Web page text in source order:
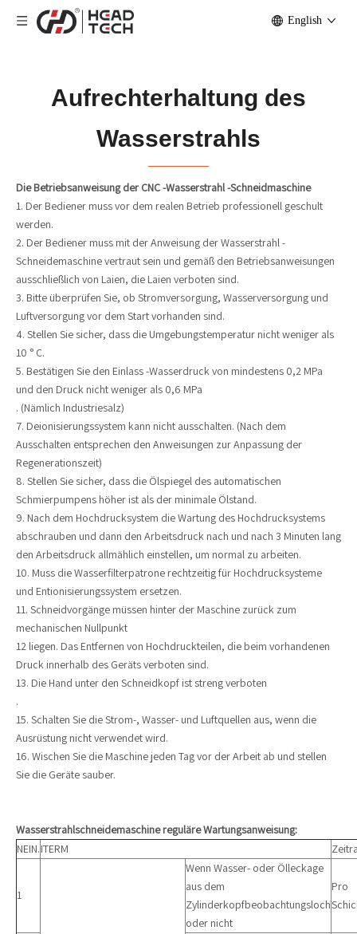
English
Aufrechterhaltung des
Wasserstrahls
Die Betriebsanweisung der CNC -Wasserstrahl -Schneidmaschine
1. Der Bediener muss vor dem realen Betrieb professionell geschult
werden.
2. Der Bediener muss mit der Anweisung der Wasserstrahl -
Schneidemaschine vertraut sein und gemäß den Betriebsanweisungen
ausschließlich von Laien, die Laien verboten sind.
3. Bitte überprüfen Sie, ob Stromversorgung, Wasserversorgung und
Luftversorgung vor dem Start vorhanden sind.
4. Stellen Sie sicher, dass die Umgebungstemperatur nicht weniger als
10 ° C.
5. Bestätigen Sie den Einlass -Wasserdruck von mindestens 0,2 MPa
und den Druck nicht weniger als 0,6 MPa
. (Nämlich Industriesalz)
7. Deionisierungssystem kann nicht ausschalten. (Nach dem
Ausschalten entsprechen den Anweisungen zur Anpassung der
Regenerationszeit)
8. Stellen Sie sicher, dass die Ölspiegel des automatischen
Schmierpumpens höher ist als der minimale Ölstand.
9. Nach dem Hochdrucksystem die Wartung des Hochdrucksystems
abschrauben und dann den Arbeitsdruck nach und nach 3 Minuten lang
den Arbeitsdruck allmählich einstellen, um normal zu arbeiten.
10. Muss die Wasserfilterpatrone rechtzeitig für Hochdrucksysteme
und Entionisierungssystem ersetzen.
11. Schneidvorgänge müssen hinter der Maschine zurück zum
mechanischen Nullpunkt
12 liegen. Das Entfernen von Hochdruckteilen, die beim vorhandenen
Druck innerhalb des Geräts verboten sind.
13. Die Hand unter den Schneidkopf ist streng verboten
.
15. Schalten Sie die Strom-, Wasser- und Luftquellen aus, wenn die
Ausrüstung nicht verwendet wird.
16. Wischen Sie die Maschine jeden Tag vor der Arbeit ab und stellen
Sie die Geräte sauber.
Wasserstrahlschneidemaschine reguläre Wartungsanweisung:
NEIN.ITERM
1
Wenn Wasser- oder Ölleckage
aus dem
Zylinderkopfbeobachtungsloch
oder nicht
Pro